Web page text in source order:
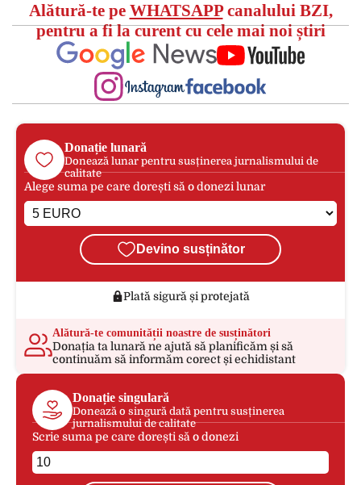
Alătură-te pe WHATSAPPcanalului BZI,
pentru a fi la curent cu cele mai noi știri
Donație lunară
Donează lunar pentru susținerea jurnalismului de
calitate
Alege suma pe care dorești să o donezi lunar
Devino susținător
Plată sigură și protejată
Alătură-te comunității noastre de susținători
Donația ta lunară ne ajută să planificăm și să
continuăm să informăm corect și echidistant
Donație singulară
Donează o singură dată pentru susținerea
jurnalismului de calitate
Scrie suma pe care dorești să o donezi